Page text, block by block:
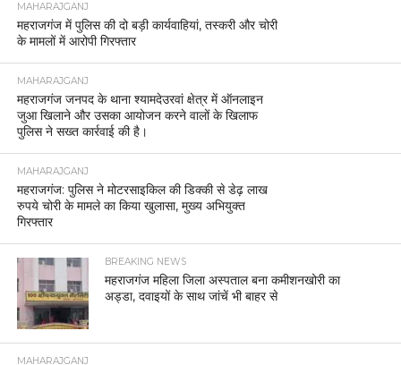
MAHARAJGANJ
महराजगंज में पुलिस की दो बड़ी कार्यवाहियां, तस्करी और चोरी
के मामलों में आरोपी गिरफ्तार
MAHARAJGANJ
महराजगंज जनपद के थाना श्यामदेउरवां क्षेत्र में ऑनलाइन
जुआ खिलाने और उसका आयोजन करने वालों के खिलाफ
पुलिस ने सख्त कार्रवाई की है।
MAHARAJGANJ
महराजगंज: पुलिस ने मोटरसाइकिल की डिक्की से डेढ़ लाख
रुपये चोरी के मामले का किया खुलासा, मुख्य अभियुक्त
गिरफ्तार
BREAKING NEWS
महराजगंज महिला जिला अस्पताल बना कमीशनखोरी का
अड्डा, दवाइयों के साथ जांचें भी बाहर से
MAHARAJGANJ